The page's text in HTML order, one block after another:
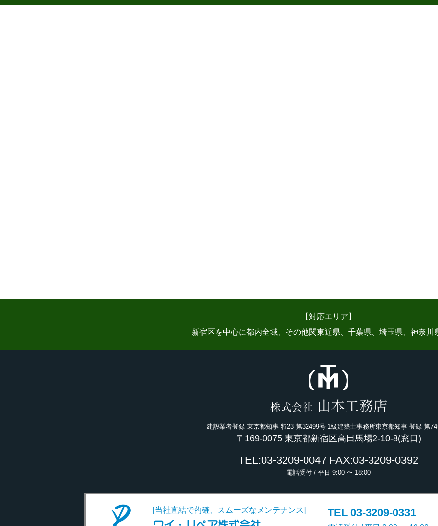
【対応エリア】
新宿区を中心に都内全域、その他関東近県、千葉県、埼玉県、神奈川
株式会社 山本工務店
建設業者登録 東京都知事 特23-第32499号 1級建築士事務所東京都知事 登録 第
〒169-0075 東京都新宿区高田馬場2-10-8(窓口)
TEL:03-3209-0047 FAX:03-3209-0392
電話受付 / 平日 9:00 〜 18:00
[当社直結で的確、スムーズなメンテナンス] TEL 03-3209-0331